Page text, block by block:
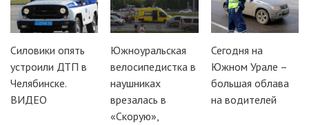
Силовики опять
устроили ДТП в
Челябинске.
ВИДЕО
Южноуральская
велосипедистка в
наушниках
врезалась в
«Скорую»,
Сегодня на
Южном Урале –
большая облава
на водителей